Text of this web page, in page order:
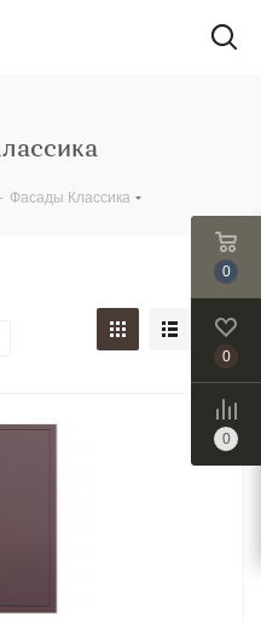
- Фасады Классика
0
0
0